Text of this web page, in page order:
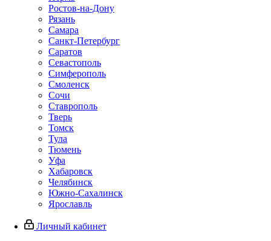
Ростов-на-Дону
Рязань
Самара
Санкт-Петербург
Саратов
Севастополь
Симферополь
Смоленск
Сочи
Ставрополь
Тверь
Томск
Тула
Тюмень
Уфа
Хабаровск
Челябинск
Южно-Сахалинск
Ярославль
Личный кабинет